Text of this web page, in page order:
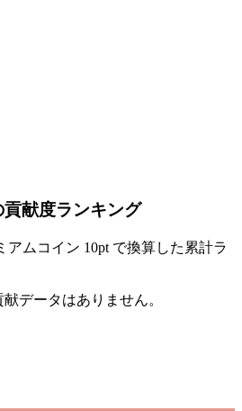
献度ランキング
アムコイン 10pt で換算した累計ラ
データはありません。